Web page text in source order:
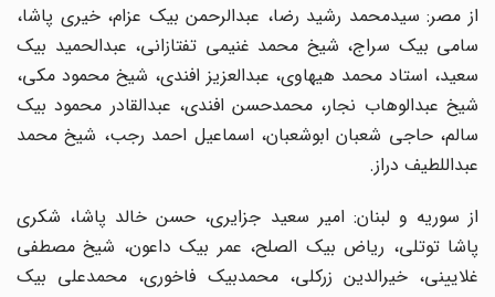
از مصر: سیدمحمد رشید رضا، عبدالرحمن بیک عزام، خیری پاشا،
سامی بیک سراج، شیخ محمد غنیمی تفتازانی، عبدالحمید بیک
سعید، استاد محمد هیهاوی، عبدالعزیز افندی، شیخ محمود مکی،
شیخ عبدالوهاب نجار، محمدحسن افندی، عبدالقادر محمود بیک
سالم، حاجی شعبان ابوشعبان، اسماعیل احمد رجب، شیخ محمد
عبداللطیف دراز.
از سوریه و لبنان: امیر سعید جزایری، حسن خالد پاشا، شکری
پاشا توتلی، ریاض بیک الصلح، عمر بیک داعون، شیخ مصطفی
غلایینی، خیرالدین زرکلی، محمدبیک فاخوری، محمدعلی بیک